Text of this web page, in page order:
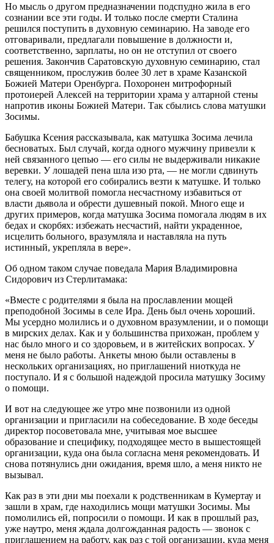
Но мысль о другом предназначении подспудно жила в его
сознании все эти годы. И только после смерти Сталина
решился поступить в духовную семинарию. На заводе его
отговаривали, предлагали повышение в должности и,
соответственно, зарплаты, но он не отступил от своего
решения. Закончив Саратовскую духовную семинарию, стал
священником, прослужив более 30 лет в храме Казанской
Божией Матери Оренбурга. Похоронен митрофорный
протоиерей Алексей на территории храма у алтарной стены
напротив иконы Божией Матери. Так сбылись слова матушки
Зосимы.
Бабушка Ксения рассказывала, как матушка Зосима лечила
бесноватых. Был случай, когда одного мужчину привезли к
ней связанного цепью — его силы не выдерживали никакие
веревки. У лошадей пена шла изо рта, — не могли сдвинуть
телегу, на которой его собирались везти к матушке. И только
она своей молитвой помогла несчастному избавиться от
власти дьявола и обрести душевный покой. Много еще и
других примеров, когда матушка Зосима помогала людям в их
бедах и скорбях: избежать несчастий, найти украденное,
исцелить больного, вразумляла и наставляла на путь
истинный, укрепляла в вере».
Об одном таком случае поведала Мария Владимировна
Сидорович из Стерлитамака:
«Вместе с родителями я была на прославлении мощей
преподобной Зосимы в селе Ира. День был очень хороший.
Мы усердно молились и о духовном вразумлении, и о помощи
в мирских делах. Как и у большинства прихожан, проблем у
нас было много и со здоровьем, и в житейских вопросах. У
меня не было работы. Анкеты мною были оставлены в
нескольких организациях, но приглашений ниоткуда не
поступало. И я с большой надеждой просила матушку Зосиму
о помощи.
И вот на следующее же утро мне позвонили из одной
организации и пригласили на собеседование. В ходе беседы
директор посоветовала мне, учитывая мое высшее
образование и специфику, подходящее место в вышестоящей
организации, куда она была согласна меня рекомендовать. И
снова потянулись дни ожидания, время шло, а меня никто не
вызывал.
Как раз в эти дни мы поехали к родственникам в Кумертау и
зашли в храм, где находились мощи матушки Зосимы. Мы
помолились ей, попросили о помощи. И как в прошлый раз,
уже наутро, меня ждала долгожданная радость — звонок с
приглашением на работу, как раз с той организации, куда меня